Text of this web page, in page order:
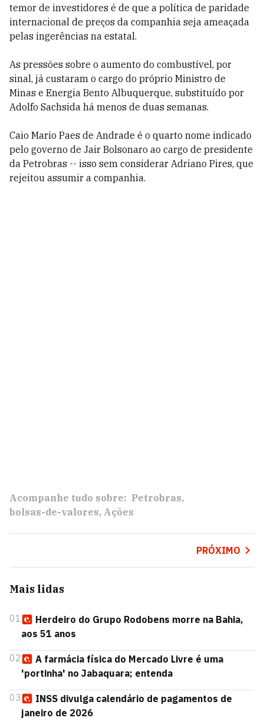
temor de investidores é de que a política de paridade
internacional de preços da companhia seja ameaçada
pelas ingerências na estatal.
As pressões sobre o aumento do combustível, por
sinal, já custaram o cargo do próprio Ministro de
Minas e Energia Bento Albuquerque, substituído por
Adolfo Sachsida há menos de duas semanas.
Caio Mario Paes de Andrade é o quarto nome indicado
pelo governo de Jair Bolsonaro ao cargo de presidente
da Petrobras -- isso sem considerar Adriano Pires, que
rejeitou assumir a companhia.
Acompanhe tudo sobre: Petrobras
bolsas-de-valores Ações
PRÓXIMO
Mais lidas
01
Herdeiro do Grupo Rodobens morre na Bahia,
aos 51 anos
02
A farmácia física do Mercado Livre é uma
'portinha' no Jabaquara; entenda
03
INSS divulga calendário de pagamentos de
janeiro de 2026